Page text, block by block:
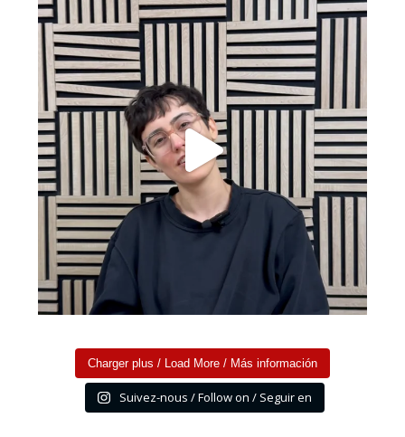
Charger plus / Load More / Más información
Suivez-nous / Follow on / Seguir en